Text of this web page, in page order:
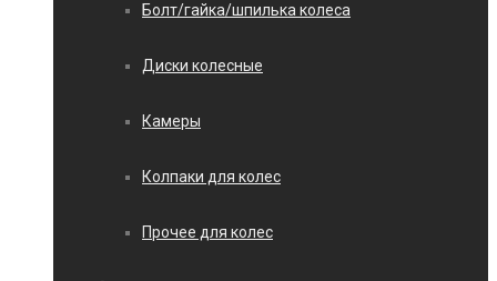
Болт/гайка/шпилька колеса
Диски колесные
Камеры
Колпаки для колес
Прочее для колес